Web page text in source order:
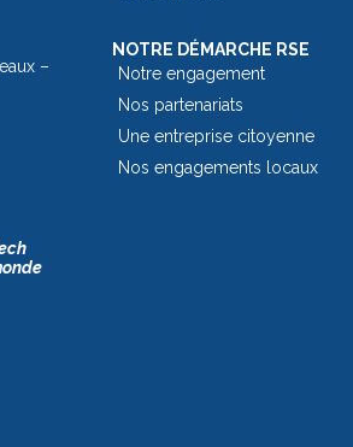
–
NOTRE DÉMARCHE RSE
Notre engagement
Nos partenariats
Une entreprise citoyenne
Nos engagements locaux